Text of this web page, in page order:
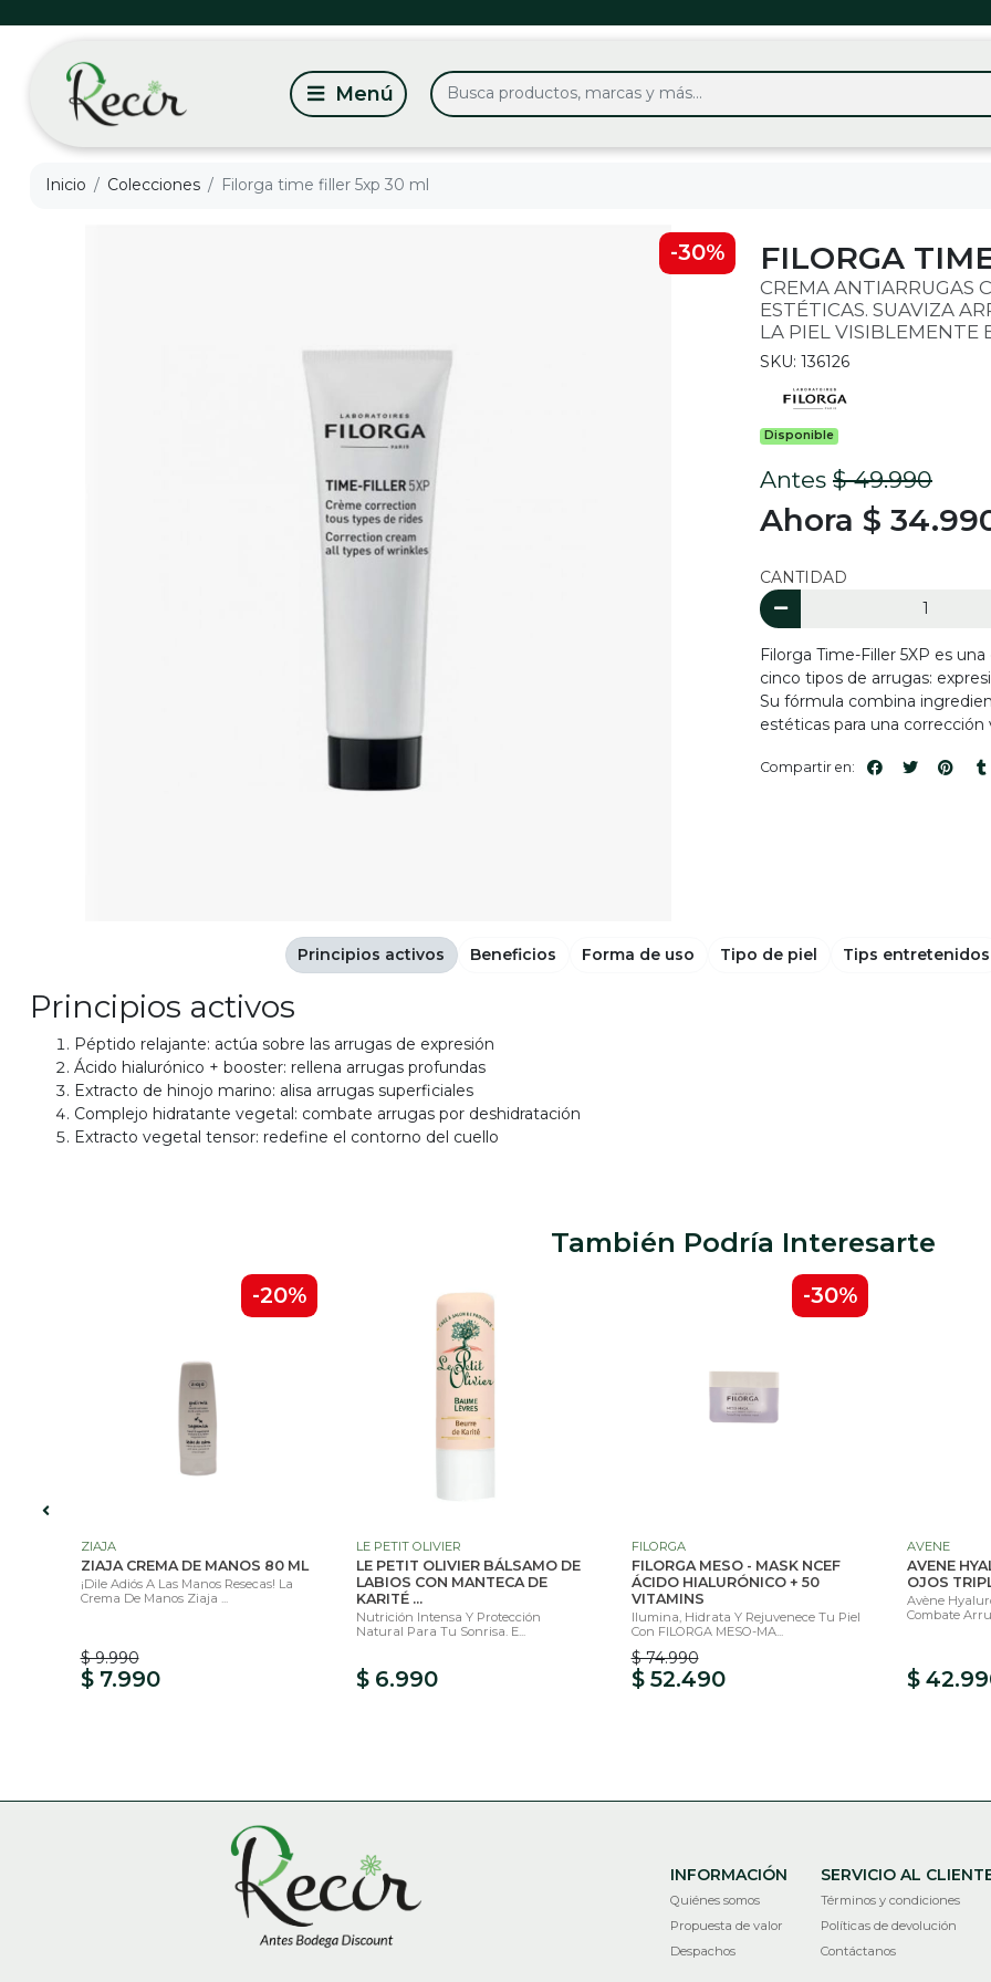
Inicio Colecciones Filorga time filler 5xp 30 ml
-30% FILORGA
CREMA ANTIARRUGAS
ESTÉTICAS. SUAVIZA
LA PIEL VISIBLEMENTE
SKU: 136126
Disponible
Antes $ 49.990
Ahora $
CANTIDAD
Filorga Time-Filler 5XP es
cinco tipos de arrugas:
Su fórmula combina
estéticas para una corrección
Compartir en:
Principios activos
Péptido relajante: actúa sobre las arrugas de expresión
Ácido hialurónico + booster: rellena arrugas profundas
Extracto de hinojo marino: alisa arrugas superficiales
Complejo hidratante vegetal: combate arrugas por deshidratación
Extracto vegetal tensor: redefine el contorno del cuello
Principios activos Beneficios Forma de uso Tipo de piel Tips entretenidos
También Podría Interesarte
-20%
ZIAJA
ZIAJA CREMA DE MANOS 80 ML
¡Dile Adiós A Las Manos Resecas! La
Crema De Manos Ziaja ...
$ 9.990
$ 7.990
LE PETIT OLIVIER
LE PETIT OLIVIER BÁLSAMO DE
LABIOS CON MANTECA DE
KARITÉ ...
Nutrición Intensa Y Protección
Natural Para Tu Sonrisa. E...
$ 6.990
-30%
FILORGA
FILORGA MESO - MASK NCEF
ÁCIDO HIALURÓNICO + 50
VITAMINS
Ilumina, Hidrata Y Rejuvenece Tu Piel
Con FILORGA MESO-MA...
$ 74.990
$ 52.490
AVENE
AVENE
OJOS
Avène
Combate
$
INFORMACIÓN
Quiénes somos
Propuesta de valor
Despachos
SERVICIO AL
Términos y condiciones
Políticas de devolución
Contáctanos